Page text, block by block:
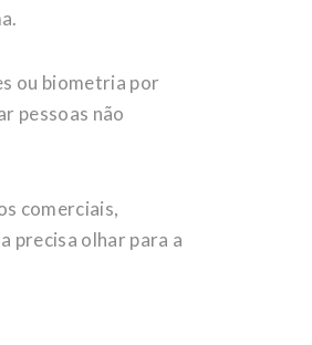
ou biometria por
pessoas não
comerciais,
precisa olhar para a